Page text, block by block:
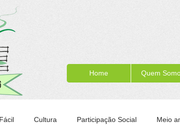
Home Quem
Cultura Participação Social Meio